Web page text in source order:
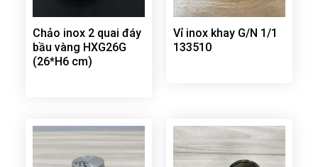
Chảo inox 2 quai đáy
bầu vàng HXG26G
(26*H6 cm)
Vỉ inox khay G/N 1/1
133510